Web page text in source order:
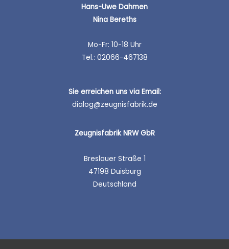
Hans-Uwe Dahmen
Nina Bereths
Mo-Fr: 10-18 Uhr
Tel.: 02066-467138
Sie erreichen uns via Email:
dialog@zeugnisfabrik.de
Zeugnisfabrik NRW GbR
Breslauer Straße 1
47198 Duisburg
Deutschland